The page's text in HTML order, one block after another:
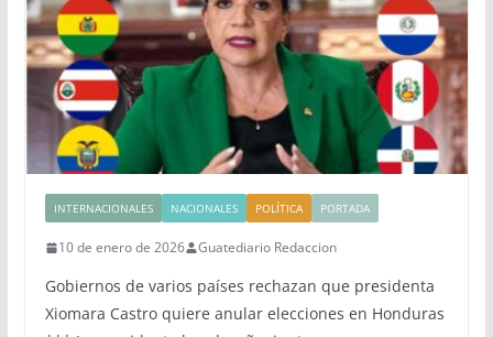
INTERNACIONALES NACIONALES POLÍTICA PORTADA
10 de enero de 2026 Guatediario Redaccion
Gobiernos de varios países rechazan que presidenta
Xiomara Castro quiere anular elecciones en Honduras